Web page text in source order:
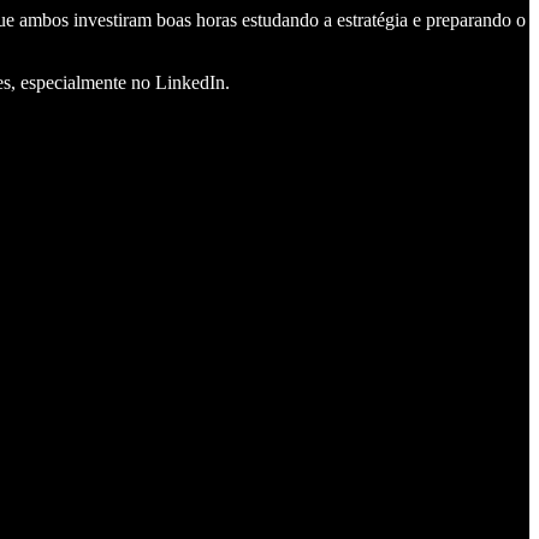
investiram boas horas estudando a estratégia e preparando o
especialmente no LinkedIn.